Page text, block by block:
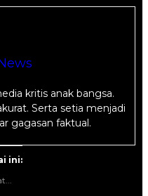
kritis anak bangsa.
Serta setia menjadi
gagasan faktual.
ini: